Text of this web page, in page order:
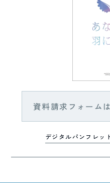
資料請求フォーム
デジタルパンフレッ